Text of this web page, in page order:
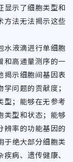
显示了细胞类型和
方法无法揭示这些
水液滴进行单细胞
和高通量测序的一
揭示细胞间基因表
问题的贡献度；
型；能够在无参考
类型和状态；能够
辨率的功能基因的
于绝大部分细胞类
病、遗传健康、